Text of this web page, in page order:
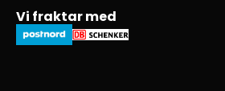
Vi fraktar med